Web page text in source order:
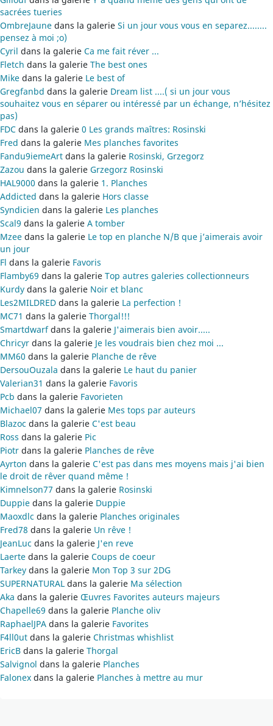
sacrées tueries
OmbreJaune dans la galerie Si un jour vous vous en separez........
pensez à moi ;o)
Cyril dans la galerie Ca me fait réver ...
Fletch dans la galerie The best ones
Mike dans la galerie Le best of
Gregfanbd dans la galerie Dream list ....( si un jour vous
souhaitez vous en séparer ou intéressé par un échange, n’hésitez
pas)
FDC dans la galerie 0 Les grands maîtres: Rosinski
Fred dans la galerie Mes planches favorites
Fandu9iemeArt dans la galerie Rosinski, Grzegorz
Zazou dans la galerie Grzegorz Rosinski
HAL9000 dans la galerie 1. Planches
Addicted dans la galerie Hors classe
Syndicien dans la galerie Les planches
Scal9 dans la galerie A tomber
Mzee dans la galerie Le top en planche N/B que j’aimerais avoir
un jour
Fl dans la galerie Favoris
Flamby69 dans la galerie Top autres galeries collectionneurs
Kurdy dans la galerie Noir et blanc
Les2MILDRED dans la galerie La perfection !
MC71 dans la galerie Thorgal!!!
Smartdwarfdans la galerie J'aimerais bien avoir.....
Chricyr dans la galerie Je les voudrais bien chez moi ...
MM60 dans la galerie Planche de rêve
DersouOuzala dans la galerie Le haut du panier
Valerian31 dans la galerie Favoris
Pcb dans la galerie Favorieten
Michael07 dans la galerie Mes tops par auteurs
Blazoc dans la galerie C'est beau
Ross dans la galerie Pic
Piotr dans la galerie Planches de rêve
Ayrton dans la galerie C'est pas dans mes moyens mais j'ai bien
le droit de rêver quand même !
Kimnelson77 dans la galerie Rosinski
Duppie dans la galerie Duppie
Maoxdlc dans la galerie Planches originales
Fred78 dans la galerie Un rêve !
JeanLuc dans la galerie J'en reve
Laerte dans la galerie Coups de coeur
Tarkey dans la galerie Mon Top 3 sur 2DG
SUPERNATURAL dans la galerie Ma sélection
Aka dans la galerie Œuvres Favorites auteurs majeurs
Chapelle69 dans la galerie Planche oliv
RaphaelJPA dans la galerie Favorites
F4ll0ut dans la galerie Christmas whishlist
EricB dans la galerie Thorgal
Salvignol dans la galerie Planches
Falonex dans la galerie Planches à mettre au mur